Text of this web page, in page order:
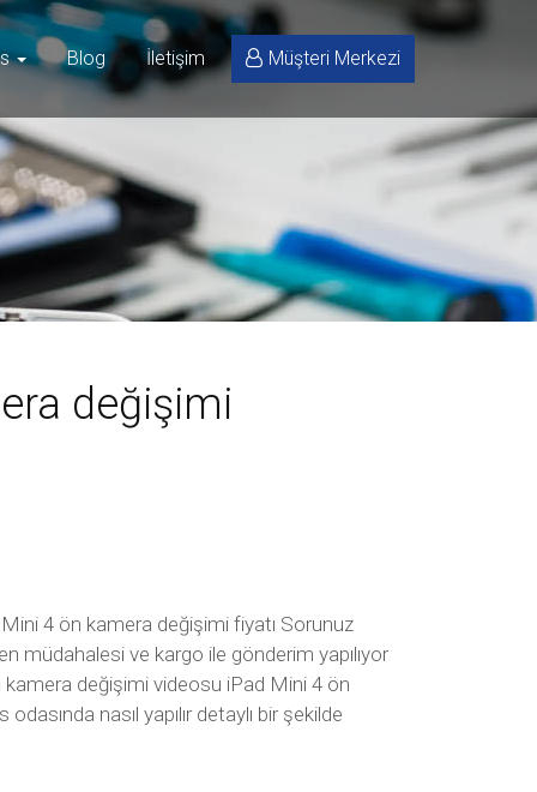
Blog İletişim Müşteri Merkezi
değişimi
4 ön kamera değişimi fiyatı Sorunuz
müdahalesi ve kargo ile gönderim yapılıyor
değişimi videosu iPad Mini 4 ön
nasıl yapılır detaylı bir şekilde